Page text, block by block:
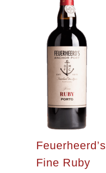
Feuerheerd’s
Fine Ruby